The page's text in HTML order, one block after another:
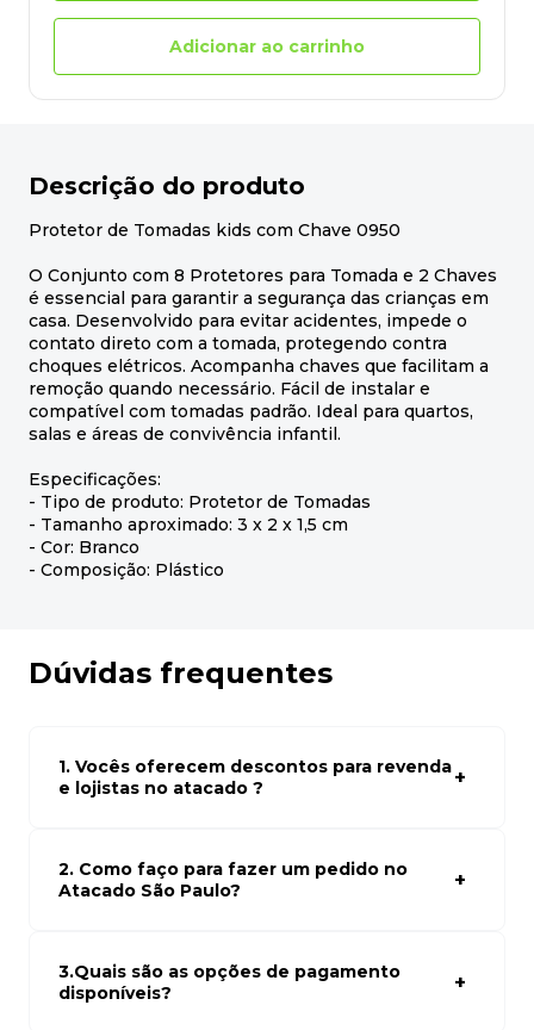
Adicionar ao carrinho
Descrição do produto
Protetor de Tomadas kids com Chave 0950
O Conjunto com 8 Protetores para Tomada e 2 Chaves
é essencial para garantir a segurança das crianças em
casa. Desenvolvido para evitar acidentes, impede o
contato direto com a tomada, protegendo contra
choques elétricos. Acompanha chaves que facilitam a
remoção quando necessário. Fácil de instalar e
compatível com tomadas padrão. Ideal para quartos,
salas e áreas de convivência infantil.
Especificações:
- Tipo de produto: Protetor de Tomadas
- Tamanho aproximado: 3 x 2 x 1,5 cm
- Cor: Branco
- Composição: Plástico
Dúvidas frequentes
1. Vocês oferecem descontos para revenda
e lojistas no atacado ?
atacado empresas e compre com os melhores preços
para seu modelo de negócio
2. Como faço para fazer um pedido no
Atacado São Paulo?
carrinho. Em seguida, siga as instruções para finalizar a
compra. Se precisar de ajuda, nossa equipe de suporte
está à disposição para auxiliá-lo.
3.Quais são as opções de pagamento
disponíveis?